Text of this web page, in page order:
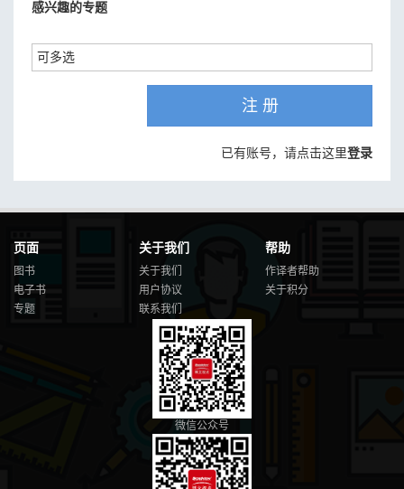
感兴趣的专题
注 册
已有账号，请点击这里登录
页面
图书
电子书
专题
关于我们
关于我们
用户协议
联系我们
帮助
作译者帮助
关于积分
微信公众号